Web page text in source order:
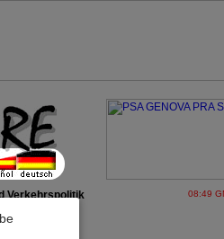
Verkehrspolitik 08:49